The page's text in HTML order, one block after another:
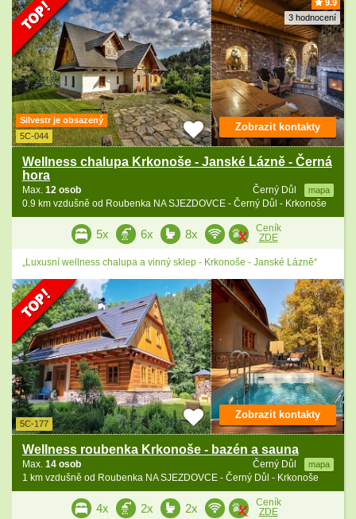
9.9
3 hodnocení
Silvestr je obsazený
5C-044
Wellness chalupa Krkonoše - Janské Lázně - Černá
hora
Černý Důl mapa
Max. 12 osob
0.9 km vzdušně od Roubenka NA SJEZDOVCE - Černý Důl - Krkonoše
Zobrazit kontakty
5x 6x 8x
Ceník
ZDE
„Luxusní wellness chalupa a vinný sklep - Krkonoše - Janské Lázně“
5C-177
Wellness roubenka Krkonoše - bazén a sauna
Černý Důl mapa
Max. 14 osob
1 km vzdušně od Roubenka NA SJEZDOVCE - Černý Důl - Krkonoše
Zobrazit kontakty
4x 2x 2x
Ceník
ZDE